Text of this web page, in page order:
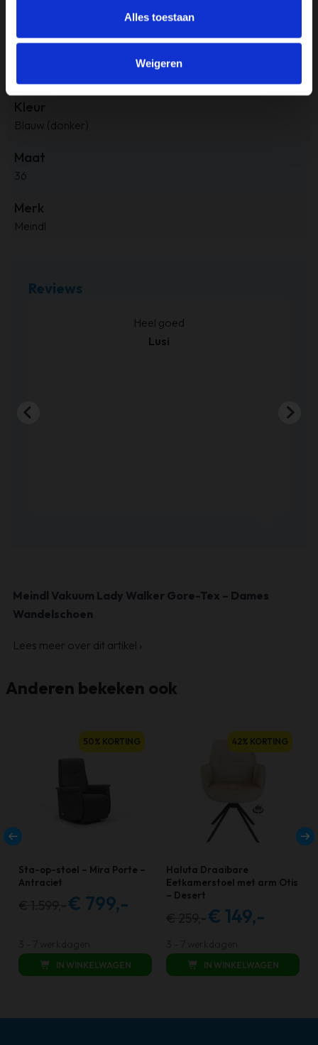
Alles toestaan
Weigeren
wandelingen in de natuur en buitenactiviteiten.
Specificaties
Kleur
Blauw (donker)
Maat
36
Merk
Meindl
Reviews
Heel goed
Lusi
Meindl Vakuum Lady Walker Gore-Tex – Dames
Wandelschoen
Lees meer over dit artikel ›
Anderen bekeken ook
Sta-op-stoel – Mira Porte –
Antraciet
Oorspronkelijke
€ 799,-
€ 799,00.
50% KORTING
IN WINKELWAGEN
Haluta Draaibare
Eetkamerstoel met arm Otis
– Desert
Oorspronkelijke
was:
€ 259,00.
€ 149,-
is:
€ 149,00.
42% KORTING
IN WINKELWAGEN